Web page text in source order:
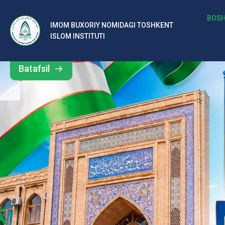
IMOM BUXORIY NOMIDAGI TOSHKENT
ISLOM INSTITUTI
b
al
ar
o‘
rt
a
si
d
Barcha
yangiliklar
Batafsil